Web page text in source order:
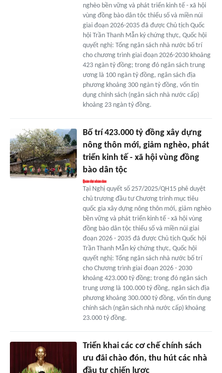
nghèo bền vững và phát triển kinh tế - xã hội
vùng đồng bào dân tộc thiểu số và miền núi
giai đoạn 2026-2035 đã được Chủ tịch Quốc
hội Trần Thanh Mẫn ký chứng thực, Quốc hội
quyết nghị: Tổng ngân sách nhà nước bố trí
cho chương trình giai đoạn 2026-2030 khoảng
423 ngàn tỷ đồng; trong đó ngân sách trung
ương là 100 ngàn tỷ đồng, ngân sách địa
phương khoảng 300 ngàn tỷ đồng, vốn tín
dụng chính sách (ngân sách nhà nước cấp)
khoảng 23 ngàn tỷ đồng.
Bố trí 423.000 tỷ đồng xây dựng
nông thôn mới, giảm nghèo, phát
triển kinh tế - xã hội vùng đồng
bào dân tộc
Tại Nghị quyết số 257/2025/QH15 phê duyệt
chủ trương đầu tư Chương trình mục tiêu
quốc gia xây dựng nông thôn mới, giảm nghèo
bền vững và phát triển kinh tế - xã hội vùng
đồng bào dân tộc thiểu số và miền núi giai
đoạn 2026 - 2035 đã được Chủ tịch Quốc hội
Trần Thanh Mẫn ký chứng thực, Quốc hội
quyết nghị: Tổng ngân sách nhà nước bố trí
cho Chương trình giai đoạn 2026 - 2030
khoảng 423.000 tỷ đồng; trong đó ngân sách
trung ương là 100.000 tỷ đồng, ngân sách địa
phương khoảng 300.000 tỷ đồng, vốn tín dụng
chính sách (ngân sách nhà nước cấp) khoảng
23.000 tỷ đồng.
Triển khai các cơ chế chính sách
ưu đãi chào đón, thu hút các nhà
đầu tư chiến lược